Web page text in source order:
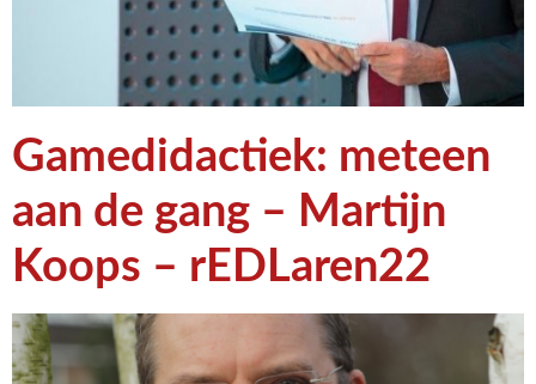
Gamedidactiek: meteen
aan de gang – Martijn
Koops – rEDLaren22